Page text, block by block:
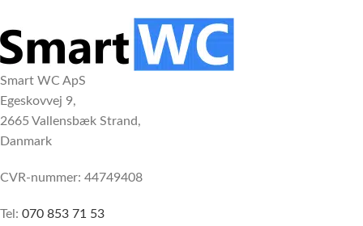
Smart WC ApS
Egeskovvej 9,
2665 Vallensbæk Strand,
Danmark
CVR-nummer: 44749408
Tel: 070 853 71 53